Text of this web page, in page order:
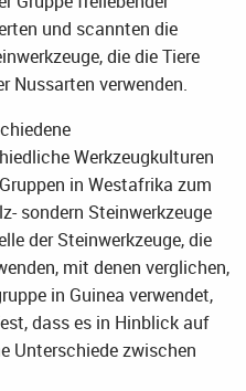
und scannten die
die die Tiere
Nussarten verwenden.
Werkzeugkulturen
in Westafrika zum
sondern Steinwerkzeuge
der Steinwerkzeuge, die
mit denen verglichen,
in Guinea verwendet,
dass es in Hinblick auf
Unterschiede zwischen